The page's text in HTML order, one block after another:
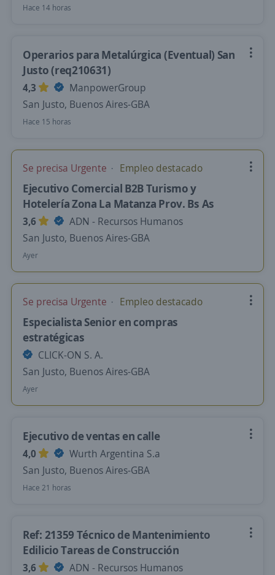
Hace 14 horas
Operarios para Metalúrgica (Eventual) San
Justo (req210631)
4,3
ManpowerGroup
San Justo, Buenos Aires-GBA
Hace 15 horas
Se precisa Urgente Empleo destacado
Ejecutivo Comercial B2B Turismo y
Hotelería Zona La Matanza Prov. Bs As
3,6
ADN - Recursos Humanos
San Justo, Buenos Aires-GBA
Ayer
Se precisa Urgente Empleo destacado
Especialista Senior en compras
estratégicas
CLICK-ON S. A.
San Justo, Buenos Aires-GBA
Ayer
Ejecutivo de ventas en calle
4,0
Wurth Argentina S.a
San Justo, Buenos Aires-GBA
Hace 21 horas
Ref: 21359 Técnico de Mantenimiento
Edilicio Tareas de Construcción
3,6
ADN - Recursos Humanos